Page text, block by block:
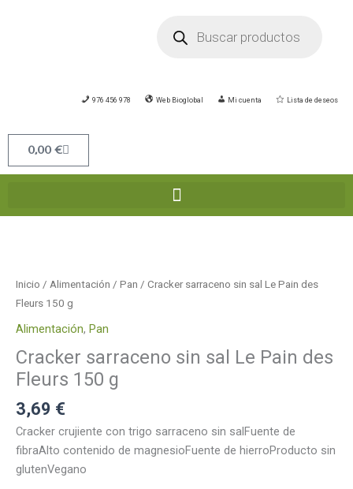
productos
976 456 978 Web Bioglobal Mi cuenta Lista de deseos
0,00 €Carrito
Inicio / Alimentación / Pan / Cracker sarraceno sin sal Le Pain des
Fleurs 150 g
Alimentación, Pan
Cracker sarraceno sin sal Le Pain des
Fleurs 150 g
3,69 €
Cracker crujiente con trigo sarraceno sin salFuente de
fibraAlto contenido de magnesioFuente de hierroProducto sin
glutenVegano
sin
sal
Pain
des
Fleurs
g
cantidad